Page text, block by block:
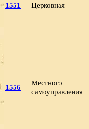
1551 Церковная
1556
Местного
самоуправления